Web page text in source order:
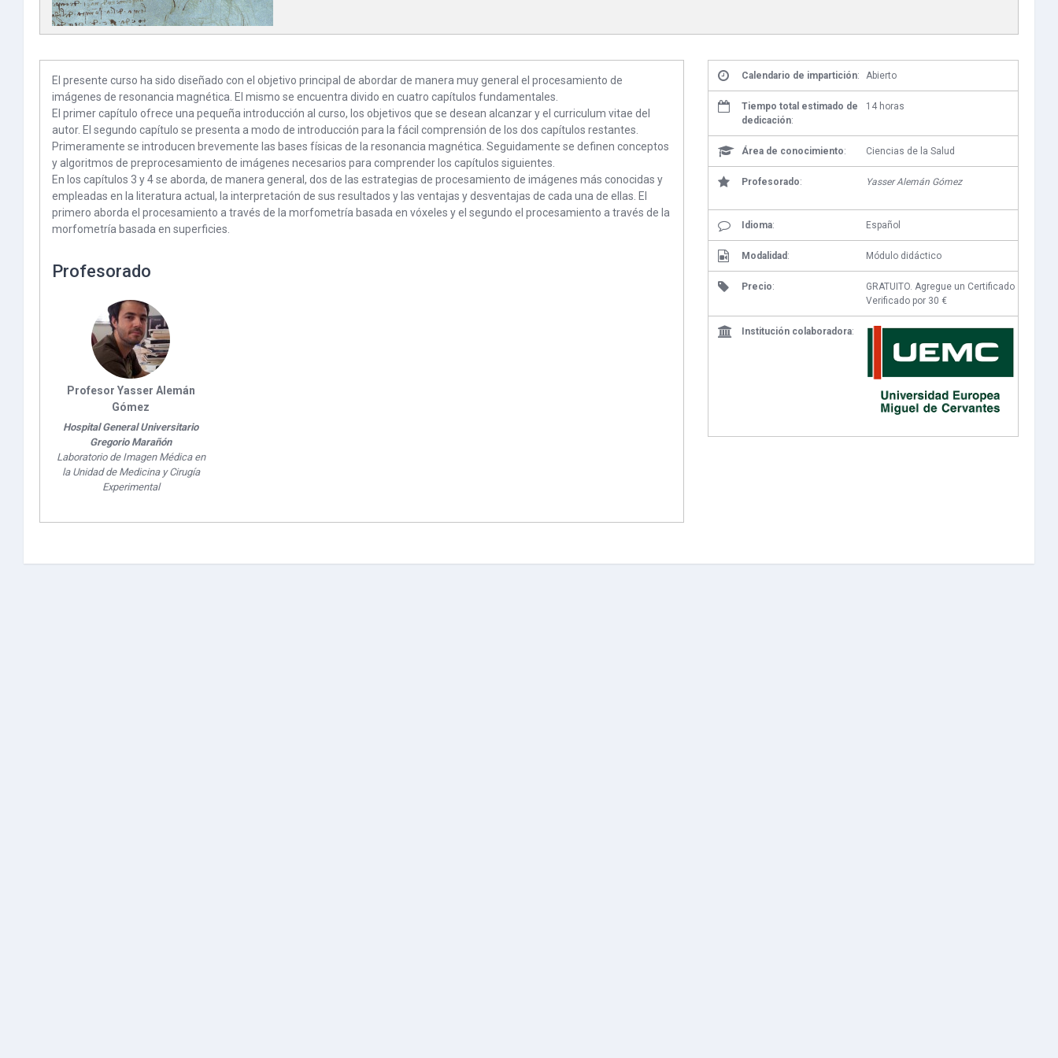
El presente curso ha sido diseñado con el objetivo principal de abordar de manera muy general el procesamiento de
imágenes de resonancia magnética. El mismo se encuentra divido en cuatro capítulos fundamentales.
El primer capítulo ofrece una pequeña introducción al curso, los objetivos que se desean alcanzar y el curriculum vitae del
autor. El segundo capítulo se presenta a modo de introducción para la fácil comprensión de los dos capítulos restantes.
Primeramente se introducen brevemente las bases físicas de la resonancia magnética. Seguidamente se definen conceptos
y algoritmos de preprocesamiento de imágenes necesarios para comprender los capítulos siguientes.
En los capítulos 3 y 4 se aborda, de manera general, dos de las estrategias de procesamiento de imágenes más conocidas y
empleadas en la literatura actual, la interpretación de sus resultados y las ventajas y desventajas de cada una de ellas. El
primero aborda el procesamiento a través de la morfometría basada en vóxeles y el segundo el procesamiento a través de la
morfometría basada en superficies.
Profesorado
Profesor Yasser Alemán
Gómez
Hospital General Universitario
Gregorio Marañón
Laboratorio de Imagen Médica en
la Unidad de Medicina y Cirugía
Experimental
Calendario de impartición: Abierto
Tiempo total estimado de
dedicación:
14 horas
Área de conocimiento: Ciencias de la Salud
Profesorado: Yasser Alemán Gómez
Idioma: Español
Modalidad : Módulo didáctico
Precio:
GRATUITO. Agregue un Certificado
Verificado por 30 €
Institución colaboradora: